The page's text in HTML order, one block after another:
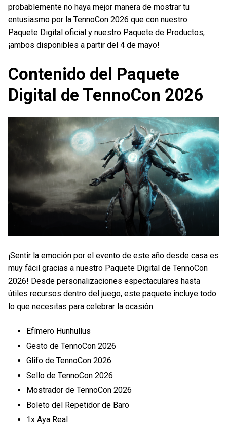
probablemente no haya mejor manera de mostrar tu
entusiasmo por la TennoCon 2026 que con nuestro
Paquete Digital oficial y nuestro Paquete de Productos,
¡ambos disponibles a partir del 4 de mayo!
Contenido del Paquete
Digital de TennoCon 2026
¡Sentir la emoción por el evento de este año desde casa es
muy fácil gracias a nuestro Paquete Digital de TennoCon
2026! Desde personalizaciones espectaculares hasta
útiles recursos dentro del juego, este paquete incluye todo
lo que necesitas para celebrar la ocasión.
Efímero Hunhullus
Gesto de TennoCon 2026
Glifo de TennoCon 2026
Sello de TennoCon 2026
Mostrador de TennoCon 2026
Boleto del Repetidor de Baro
1x Aya Real